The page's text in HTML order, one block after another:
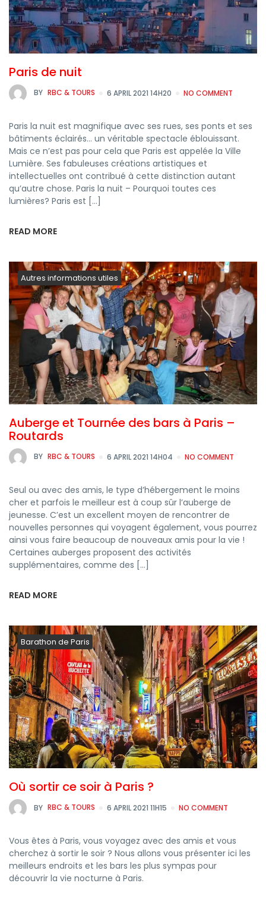
Paris de nuit
BY RBC & TOURS 6 APRIL 2021 14H20 NO COMMENT
Paris la nuit est magnifique avec ses rues, ses ponts et ses
bâtiments éclairés… un véritable spectacle éblouissant.
Mais ce n’est pas pour cela que Paris est appelée la Ville
Lumière. Ses fabuleuses créations artistiques et
intellectuelles ont contribué à cette distinction autant
qu’autre chose. Paris la nuit – Pourquoi toutes ces
lumières? Paris est […]
READ MORE
Autres informations utiles
Auberge et Tournée des bars à Paris –
Routards
BY RBC & TOURS 6 APRIL 2021 14H04 NO COMMENT
Seul ou avec des amis, le type d’hébergement le moins
cher et parfois le meilleur est à coup sûr l’auberge de
jeunesse. C’est un excellent moyen de rencontrer de
nouvelles personnes qui voyagent également, vous pourrez
ainsi vous faire beaucoup de nouveaux amis pour la vie !
Certaines auberges proposent des activités
supplémentaires, comme des […]
READ MORE
Barathon de Paris
Où sortir ce soir à Paris ?
BY RBC & TOURS 6 APRIL 2021 11H15 NO COMMENT
Vous êtes à Paris, vous voyagez avec des amis et vous
cherchez à sortir le soir ? Nous allons vous présenter ici les
meilleurs endroits et les bars les plus sympas pour
découvrir la vie nocturne à Paris.